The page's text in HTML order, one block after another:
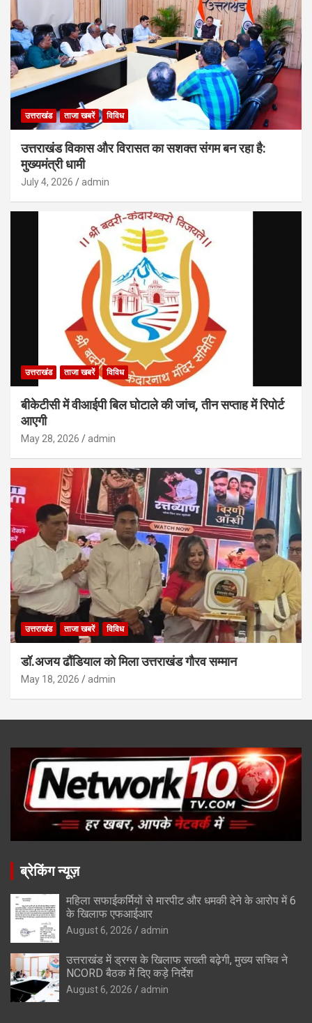
उत्तराखंड ताजा खबरें विविध
उत्तराखंड विकास और विरासत का सशक्त संगम बन रहा है:
मुख्यमंत्री धामी
July 4, 2026 admin
उत्तराखंड ताजा खबरें विविध
बीकेटीसी में वीआईपी बिल घोटाले की जांच, तीन सप्ताह में रिपोर्ट
आएगी
May 28, 2026 admin
उत्तराखंड ताजा खबरें विविध
डॉ.अजय ढौंडियाल को मिला उत्तराखंड गौरव सम्मान
May 18, 2026 admin
ब्रेकिंग न्यूज़
महिला सफाईकर्मियों से मारपीट और धमकी देने के आरोप में 6
के खिलाफ एफआईआर
August 6, 2026 admin
उत्तराखंड में ड्रग्स के खिलाफ सख्ती बढ़ेगी, मुख्य सचिव ने
NCORD बैठक में दिए कड़े निर्देश
August 6, 2026 admin